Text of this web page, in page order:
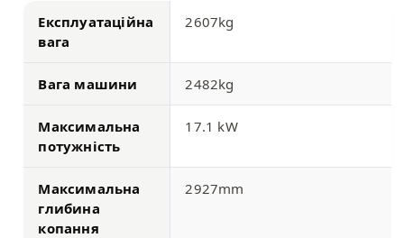
Експлуатаційна
вага
2607kg
Вага машини 2482kg
Максимальна
потужність
17.1 kW
Максимальна
глибина
копання
2927mm